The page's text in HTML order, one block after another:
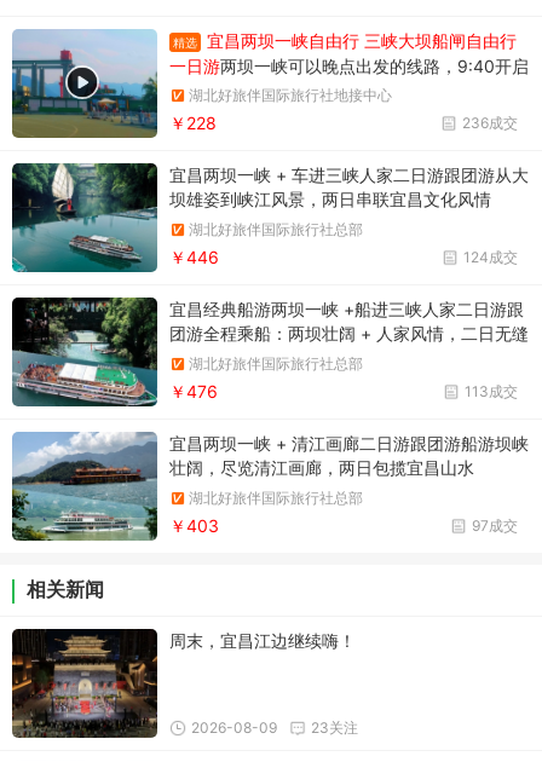
精选
宜昌两坝一峡自由行 三峡大坝船闸自由行
一日游两坝一峡可以晚点出发的线路，9:40开启
三峡之旅。两坝一峡游船过葛洲坝船闸
湖北好旅伴国际旅行社地接中心
236成交
￥228
宜昌两坝一峡 + 车进三峡人家二日游跟团游从大
坝雄姿到峡江风景，两日串联宜昌文化风情
湖北好旅伴国际旅行社总部
124成交
￥446
宜昌经典船游两坝一峡 +船进三峡人家二日游跟
团游全程乘船：两坝壮阔 + 人家风情，二日无缝
漫游湖北好旅伴国际旅行社总部
113成交
￥476
宜昌两坝一峡 + 清江画廊二日游跟团游船游坝峡
壮阔，尽览清江画廊，两日包揽宜昌山水
湖北好旅伴国际旅行社总部
97成交
￥403
相关新闻
周末，宜昌江边继续嗨！
23关注
2026-08-09